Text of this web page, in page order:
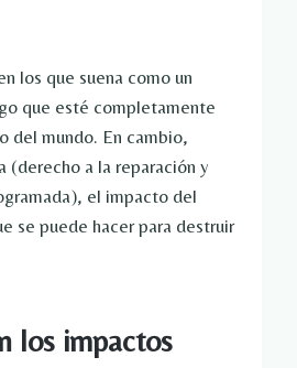
los que suena como un
que esté completamente
del mundo. En cambio,
(derecho a la reparación y
el impacto del
se puede hacer para destruir
los impactos